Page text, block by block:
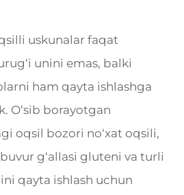
uskunalar faqat
unini emas, balki
ham qayta ishlashga
O‘sib borayotgan
oqsil bozori no‘xat oqsili,
g‘allasi gluteni va turli
qayta ishlash uchun